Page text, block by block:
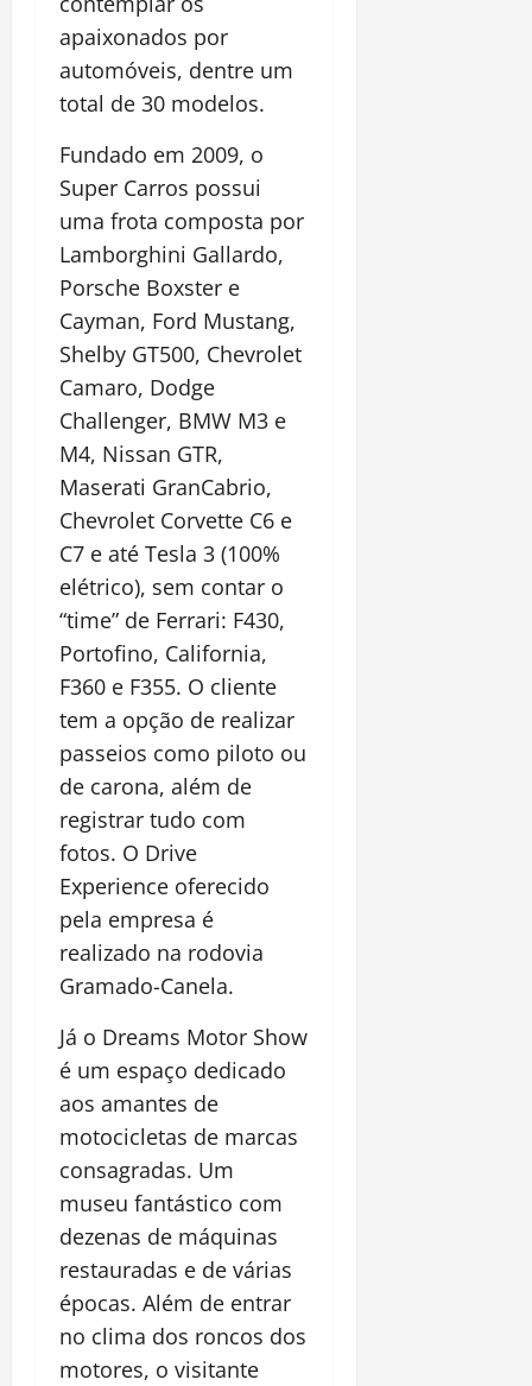
apaixonados por
automóveis, dentre um
total de 30 modelos.
Fundado em 2009, o
Super Carros possui
uma frota composta por
Lamborghini Gallardo,
Porsche Boxster e
Cayman, Ford Mustang,
Shelby GT500, Chevrolet
Camaro, Dodge
Challenger, BMW M3 e
M4, Nissan GTR,
Maserati GranCabrio,
Chevrolet Corvette C6 e
C7 e até Tesla 3 (100%
elétrico), sem contar o
“time” de Ferrari: F430,
Portofino, California,
F360 e F355. O cliente
tem a opção de realizar
passeios como piloto ou
de carona, além de
registrar tudo com
fotos. O Drive
Experience oferecido
pela empresa é
realizado na rodovia
Gramado-Canela.
Já o Dreams Motor Show
é um espaço dedicado
aos amantes de
motocicletas de marcas
consagradas. Um
museu fantástico com
dezenas de máquinas
restauradas e de várias
épocas. Além de entrar
no clima dos roncos dos
motores, o visitante